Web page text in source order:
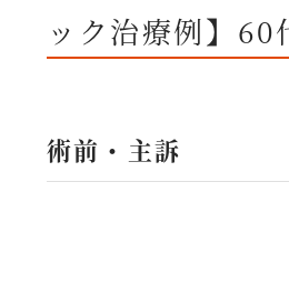
ック治療例】
術前・主訴